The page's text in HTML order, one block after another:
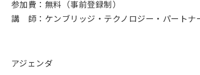
参加費：無料（事前登録制）
講 師：ケンブリッジ・テクノロジー・パートナ
アジェンダ